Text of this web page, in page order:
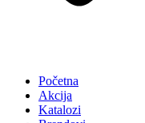
Početna
Akcija
Katalozi